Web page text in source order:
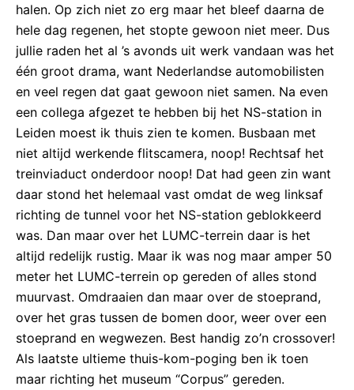
halen. Op zich niet zo erg maar het bleef daarna de
hele dag regenen, het stopte gewoon niet meer. Dus
jullie raden het al ’s avonds uit werk vandaan was het
één groot drama, want Nederlandse automobilisten
en veel regen dat gaat gewoon niet samen. Na even
een collega afgezet te hebben bij het NS-station in
Leiden moest ik thuis zien te komen. Busbaan met
niet altijd werkende flitscamera, noop! Rechtsaf het
treinviaduct onderdoor noop! Dat had geen zin want
daar stond het helemaal vast omdat de weg linksaf
richting de tunnel voor het NS-station geblokkeerd
was. Dan maar over het LUMC-terrein daar is het
altijd redelijk rustig. Maar ik was nog maar amper 50
meter het LUMC-terrein op gereden of alles stond
muurvast. Omdraaien dan maar over de stoeprand,
over het gras tussen de bomen door, weer over een
stoeprand en wegwezen. Best handig zo’n crossover!
Als laatste ultieme thuis-kom-poging ben ik toen
maar richting het museum “Corpus” gereden.